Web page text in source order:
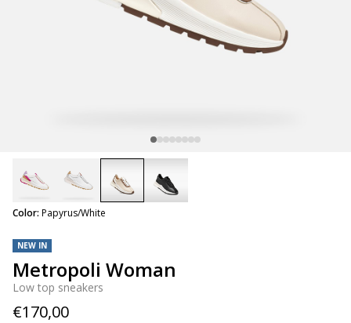
NEW IN
Metropoli Woman
Low top sneakers
€170,00
Color: Papyrus/White